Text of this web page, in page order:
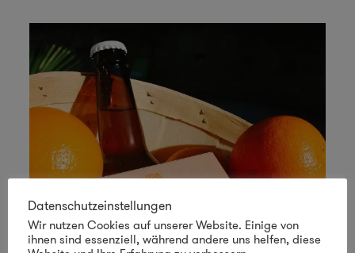
Datenschutzeinstellungen
Wir nutzen Cookies auf unserer Website. Einige von
ihnen sind essenziell, während andere uns helfen, diese